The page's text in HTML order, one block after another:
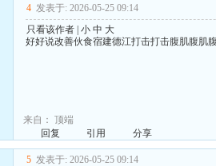
4 发表于: 2026-05-25 09:14
只看该作者 小 中 大
好好说改善伙食宿建德江打击打击腹肌腹肌
来自： 顶端
回复
引用 分享
5 发表于: 2026-05-25 09:14